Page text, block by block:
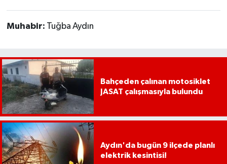
Muhabir: Tuğba Aydın
Bahçeden çalınan motosiklet
JASAT çalışmasıyla bulundu
Aydın'da bugün 9 ilçede planlı
elektrik kesintisi!
TEKNOLOJİ
YEREL
AFYON
AFYONKARAHİSAR
AYDIN